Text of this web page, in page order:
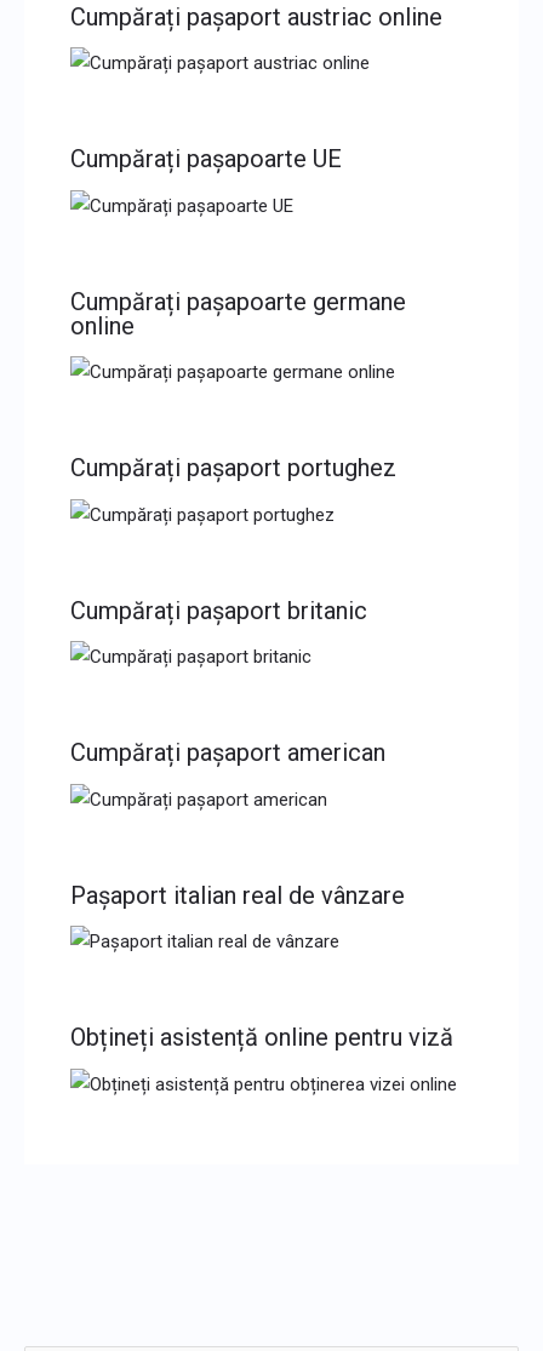
Cumpărați pașaport austriac online
Cumpărați pașapoarte UE
Cumpărați pașapoarte germane
online
Cumpărați pașaport portughez
Cumpărați pașaport britanic
Cumpărați pașaport american
Pașaport italian real de vânzare
Obțineți asistență online pentru viză